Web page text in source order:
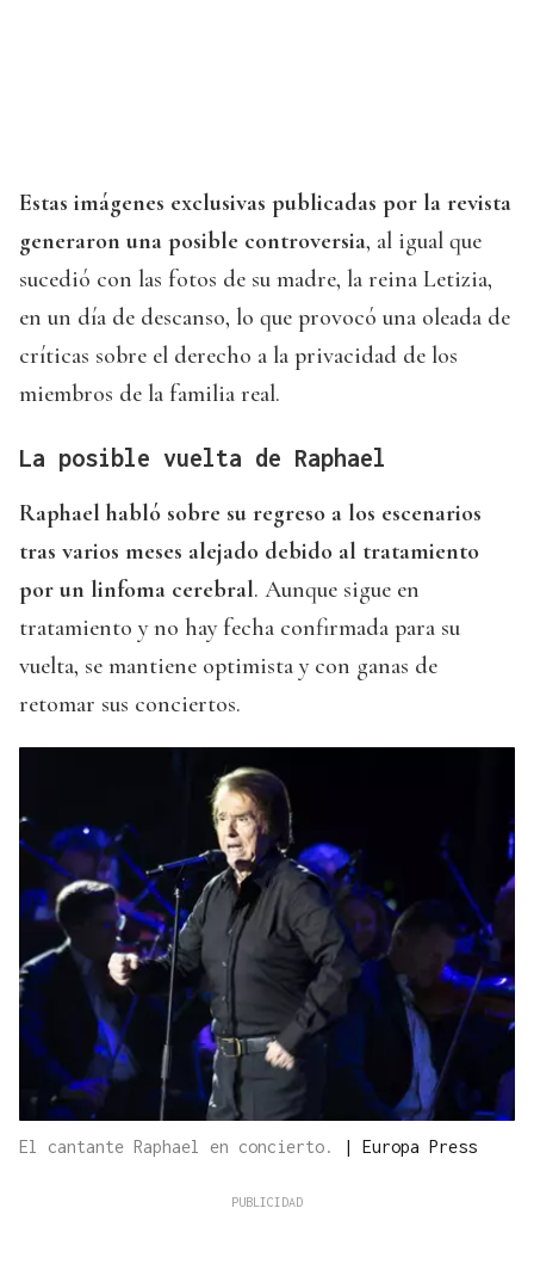
Estas imágenes exclusivas publicadas por la revista
generaron una posible controversia, al igual que
sucedió con las fotos de su madre, la reina Letizia,
en un día de descanso, lo que provocó una oleada de
críticas sobre el derecho a la privacidad de los
miembros de la familia real.
La posible vuelta de Raphael
Raphael habló sobre su regreso a los escenarios
tras varios meses alejado debido al tratamiento
por un linfoma cerebral. Aunque sigue en
tratamiento y no hay fecha confirmada para su
vuelta, se mantiene optimista y con ganas de
retomar sus conciertos.
El cantante Raphael en concierto. | Europa Press